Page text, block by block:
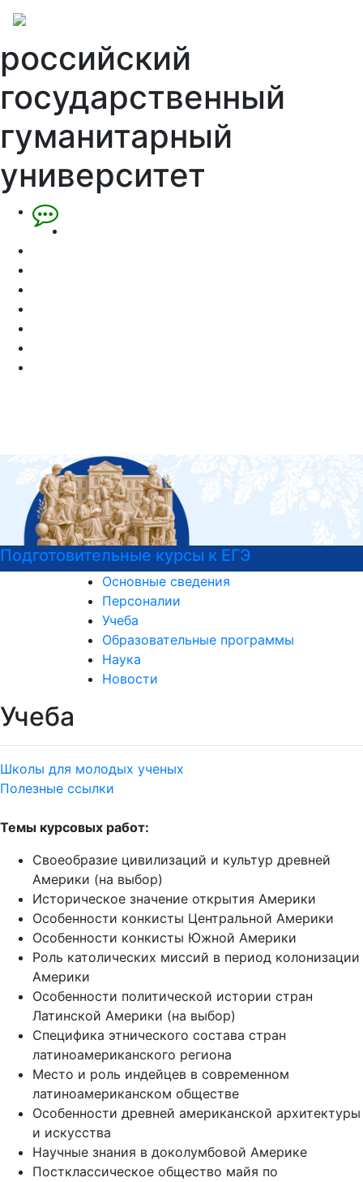
российский
государственный
гуманитарный
университет
Подготовка к
Основные сведения
Персоналии
Учеба
Образовательные программы
Наука
Новости
Учеба
Школы для молодых ученых
Полезные ссылки
Темы курсовых работ:
Своеобразие цивилизаций и культур древней
Америки (на выбор)
Историческое значение открытия Америки
Особенности конкисты Центральной Америки
Особенности конкисты Южной Америки
Роль католических миссий в период колонизации
Америки
Особенности политической истории стран
Латинской Америки (на выбор)
Специфика этнического состава стран
латиноамериканского региона
Место и роль индейцев в современном
латиноамериканском обществе
Особенности древней американской архитектуры
и искусства
Научные знания в доколумбовой Америке
Постклассическое общество майя по